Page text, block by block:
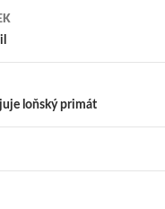
loňský primát